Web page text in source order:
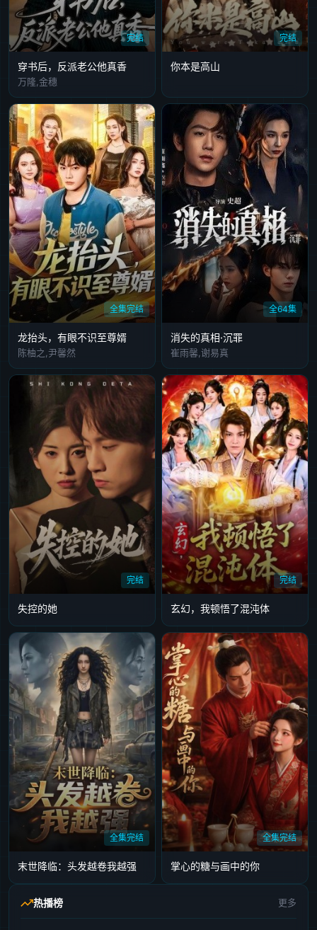
完结
穿书后，反派老公他真香
万隆,金穗
完结
你本是高山
全集完结
龙抬头，有眼不识至尊婿
陈柚之,尹馨然
全64集
消失的真相·沉罪
崔雨馨,谢易真
完结
失控的她
完结
玄幻，我顿悟了混沌体
全集完结
末世降临：头发越卷我越强
全集完结
掌心的糖与画中的你
热播榜 更多